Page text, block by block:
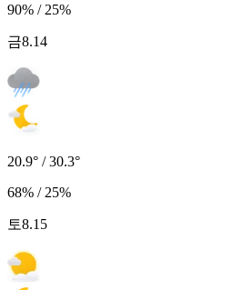
90% / 25%
금8.14
20.9° / 30.3°
68% / 25%
토8.15